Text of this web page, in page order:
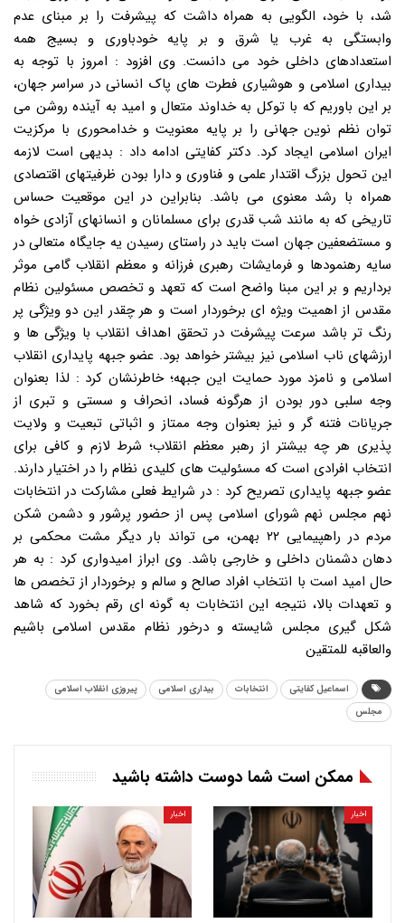
شد، با خود، الگویی به همراه داشت که پیشرفت را بر مبنای عدم
وابستگی به غرب یا شرق و بر پایه خودباوری و بسیج همه
استعدادهای داخلی خود می دانست. وی افزود : امروز با توجه به
بیداری اسلامی و هوشیاری فطرت های پاک انسانی در سراسر جهان،
بر این باوریم که با توکل به خداوند متعال و امید به آینده روشن می
توان نظم نوین جهانی را بر پایه معنویت و خدامحوری با مرکزیت
ایران اسلامی ایجاد کرد. دکتر کفایتی ادامه داد : بدیهی است لازمه
این تحول بزرگ اقتدار علمی و فناوری و دارا بودن ظرفیتهای اقتصادی
همراه با رشد معنوی می باشد. بنابراین در این موقعیت حساس
تاریخی که به مانند شب قدری برای مسلمانان و انسانهای آزادی خواه
و مستضعفین جهان است باید در راستای رسیدن یه جایگاه متعالی در
سایه رهنمودها و فرمایشات رهبری فرزانه و معظم انقلاب گامی موثر
برداریم و بر این مبنا واضح است که تعهد و تخصص مسئولین نظام
مقدس از اهمیت ویژه ای برخوردار است و هر چقدر این دو ویژگی پر
رنگ تر باشد سرعت پیشرفت در تحقق اهداف انقلاب با ویژگی ها و
ارزشهای ناب اسلامی نیز بیشتر خواهد بود. عضو جبهه پایداری انقلاب
اسلامی و نامزد مورد حمایت این جبهه؛ خاطرنشان کرد : لذا بعنوان
وجه سلبی دور بودن از هرگونه فساد، انحراف و سستی و تبری از
جریانات فتنه گر و نیز بعنوان وجه ممتاز و اثباتی تبعیت و ولایت
پذیری هر چه بیشتر از رهبر معظم انقلاب؛ شرط لازم و کافی برای
انتخاب افرادی است که مسئولیت های کلیدی نظام را در اختیار دارند.
عضو جبهه پایداری تصریح کرد : در شرایط فعلی مشارکت در انتخابات
نهم مجلس نهم شورای اسلامی پس از حضور پرشور و دشمن شکن
مردم در راهپیمایی ۲۲ بهمن، می تواند بار دیگر مشت محکمی بر
دهان دشمنان داخلی و خارجی باشد. وی ابراز امیدواری کرد : به هر
حال امید است با انتخاب افراد صالح و سالم و برخوردار از تخصص ها
و تعهدات بالا، نتیجه این انتخابات به گونه ای رقم بخورد که شاهد
شکل گیری مجلس شایسته و درخور نظام مقدس اسلامی باشیم
والعاقبه للمتقین
اسماعیل کفایتی انتخابات بیداری اسلامی
پیروزی انقلاب اسلامی
مجلس
ممکن است شما دوست داشته باشید
اخبار اخبار